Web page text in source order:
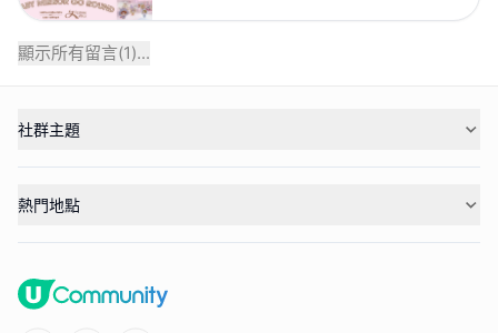
顯示所有留言(1)...
社群主題
熱門地點